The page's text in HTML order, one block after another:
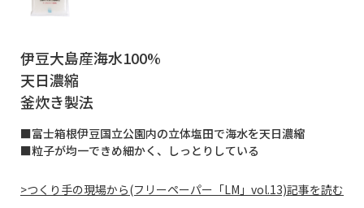
伊豆大島産海水100%
天日濃縮
釜炊き製法
■富士箱根伊豆国立公園内の立体塩田で海水を天日濃縮
■粒子が均一できめ細かく、しっとりしている
>つくり手の現場から(フリーペーパー「LM」vol.13)記事を読む